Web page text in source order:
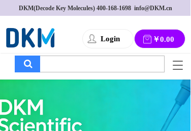
DKM(Decode Key Molecules) 400-168-1698
  info@DKM.cn
Login ￥0.00
T
g
g
l